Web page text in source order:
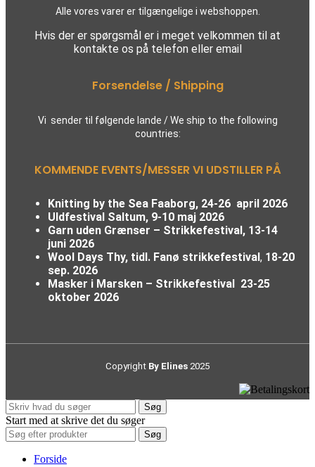
Alle vores varer er tilgængelige i webshoppen.
Hvis der er spørgsmål er i meget velkommen til at
kontakte os på telefon eller email
Forsendelse / Shipping
Vi sender til følgende lande / We ship to the following
countries:
KOMMENDE EVENTS/MESSER VI UDSTILLER PÅ
Knitting by the Sea Faaborg, 24-26 april 2026
Uldfestival Saltum, 9-10 maj 2026
Garn uden Grænser – Strikkefestival, 13-14
juni 2026
Wool Days Thy, tidl. Fanø strikkefestival , 18-20
sep. 2026
Masker i Marsken – Strikkefestival
23-25
oktober 2026
Copyright By Elines 2025
Søg
Start med at skrive det du søger
Søg
Forside